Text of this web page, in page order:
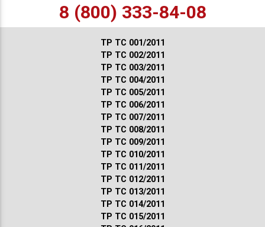
8 (800) 333-84-08
ТР ТС 001/2011
ТР ТС 002/2011
ТР ТС 003/2011
ТР ТС 004/2011
ТР ТС 005/2011
ТР ТС 006/2011
ТР ТС 007/2011
ТР ТС 008/2011
ТР ТС 009/2011
ТР ТС 010/2011
ТР ТС 011/2011
ТР ТС 012/2011
ТР ТС 013/2011
ТР ТС 014/2011
ТР ТС 015/2011